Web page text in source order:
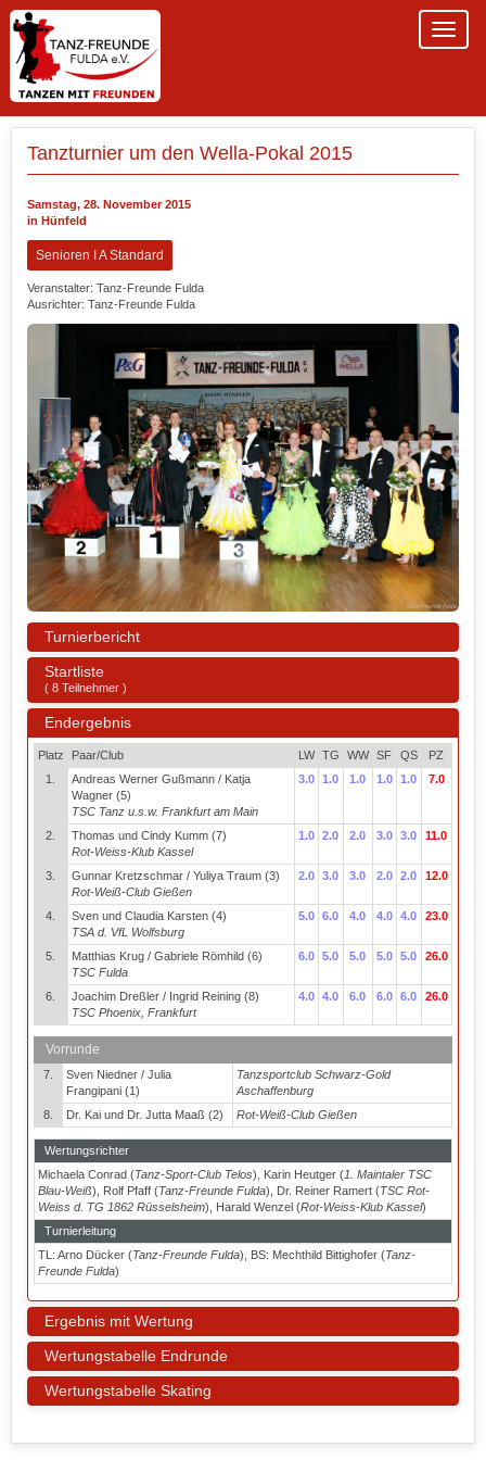
Tanzturnier um den Wella-Pokal 2015
Samstag, 28. November 2015
in Hünfeld
Senioren I A Standard
Veranstalter: Tanz-Freunde Fulda
Ausrichter: Tanz-Freunde Fulda
Turnierbericht
Startliste
( 8 Teilnehmer )
Endergebnis
Platz Paar/Club LW TG WW SF QS
PZ
1.
Andreas Werner Gußmann / Katja
Wagner (5)
TSC Tanz u.s.w. Frankfurt am Main
3.0 1.0 1.0 1.0 1.0 7.0
2.
Thomas und Cindy Kumm (7)
Rot-Weiss-Klub Kassel
1.0 2.0 2.0 3.0 3.0 11.0
3.
Gunnar Kretzschmar / Yuliya Traum (3)
Rot-Weiß-Club Gießen
2.0 3.0 3.0 2.0 2.0 12.0
4.
Sven und Claudia Karsten (4)
TSA d. VfL Wolfsburg
5.0 6.0 4.0 4.0 4.0 23.0
5.
Matthias Krug / Gabriele Römhild (6)
TSC Fulda
6.0 5.0 5.0 5.0 5.0 26.0
6.
Joachim Dreßler / Ingrid Reining (8)
TSC Phoenix, Frankfurt
4.0 4.0 6.0 6.0 6.0 26.0
Vorrunde
7.
Sven Niedner / Julia
Frangipani (1)
Tanzsportclub Schwarz-Gold
Aschaffenburg
8.
Dr. Kai und Dr. Jutta Maaß (2) Rot-Weiß-Club Gießen
Wertungsrichter
Michaela Conrad (Tanz-Sport-Club Telos), Karin Heutger (1. Maintaler TSC
Blau-Weiß), Rolf Pfaff (Tanz-Freunde Fulda), Dr. Reiner Ramert (TSC Rot-
Weiss d. TG 1862 Rüsselsheim), Harald Wenzel (Rot-Weiss-Klub Kassel)
Turnierleitung
TL: Arno Dücker (Tanz-Freunde Fulda), BS: Mechthild Bittighofer (Tanz-
Freunde Fulda)
Ergebnis mit Wertung
Wertungstabelle Endrunde
Wertungstabelle Skating